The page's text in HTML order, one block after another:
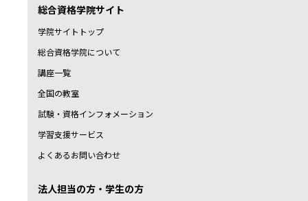
総合資格学院サイト
学院サイトトップ
総合資格学院について
講座一覧
全国の教室
試験・資格インフォメーション
学習支援サービス
よくあるお問い合わせ
法人担当の方・学生の方